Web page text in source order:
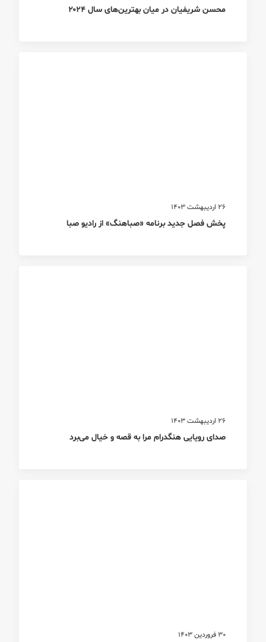
محسن شریفیان در میان بهترین‌های سال ۲۰۲۴
26 اردیبهشت 1403
پخش فصل جدید برنامه «صباهنگ» از رادیو صبا
26 اردیبهشت 1403
صدای رویایی هنگدرام مرا به قصه و خیال می‌برد
30 فروردین 1403